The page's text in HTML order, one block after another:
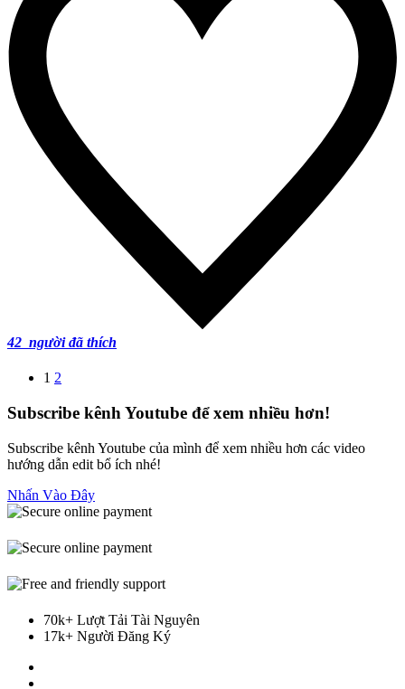
42 người đã thích
1 2
Subscribe kênh Youtube để xem nhiều hơn!
Subscribe kênh Youtube của mình để xem nhiều hơn các video
hướng dẫn edit bổ ích nhé!
Nhấn Vào Đây
70k+ Lượt Tải Tài Nguyên
17k+ Người Đăng Ký